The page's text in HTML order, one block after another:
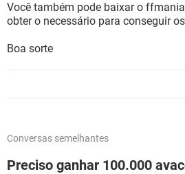
Você também pode baixar o
obter o necessário para conseguir
Boa sorte
Conversas semelhantes
Preciso ganhar 100.000